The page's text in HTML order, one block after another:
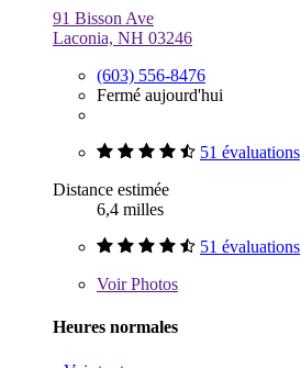
91 Bisson Ave
Laconia, NH 03246
(603) 556-8476
Fermé aujourd'hui
51 évaluations
Distance estimée
6,4 milles
51 évaluations
VoirPhotos
Heures normales